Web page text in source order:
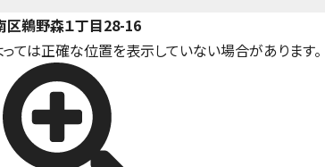
区鵜野森１丁目28-16
ては正確な位置を表示していない場合があります。